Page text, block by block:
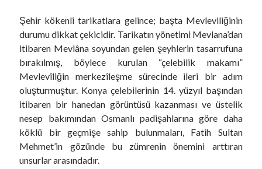
Şehir kökenli tarikatlara gelince; başta Mevleviliğinin
durumu dikkat çekicidir. Tarikatın yönetimi Mevlana’dan
itibaren Mevlâna soyundan gelen şeyhlerin tasarrufuna
bırakılmış, böylece kurulan “çelebilik makamı”
Mevlevîliğin merkezîleşme sürecinde ileri bir adım
oluşturmuştur. Konya çelebilerinin 14. yüzyıl başından
itibaren bir hanedan görüntüsü kazanması ve üstelik
nesep bakımından Osmanlı padişahlarına göre daha
köklü bir geçmişe sahip bulunmaları, Fatih Sultan
Mehmet’in gözünde bu zümrenin önemini arttıran
unsurlar arasındadır.